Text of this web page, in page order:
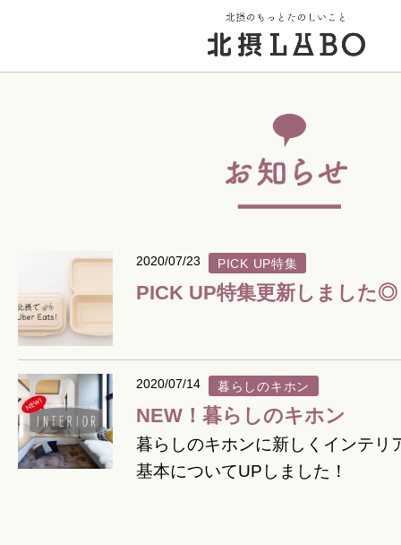
PICK UP 特集
北摂 PLAY SPOT
北摂のイベント
暮らしのこと
2020/07/23 PICK UP特集
PICK UP特集更新しました◎
2020/07/14 暮らしのキホン
NEW！暮らしのキホン
暮らしのキホンに新しくインテリ
基本についてUPしました！